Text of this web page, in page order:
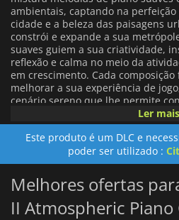
ambientais, captando na perfeição
cidade e a beleza das paisagens
constrói e expande a sua
suaves guiem a sua criatividade,
reflexão e calma no meio da
em crescimento. Cada
melhorar a sua experiência de
cenário sereno que lhe permite
arquitetónica, ao mesmo tempo
profunda ao mundo que criou.
desenhar vias ou a gerir recursos,
Atmospheric Piano Channelé o
viagem harmoniosa da construção
Ler mais
Este produto é um DLC e
poder ser utilizado :
Melhores ofertas
II Atmospheric Piano